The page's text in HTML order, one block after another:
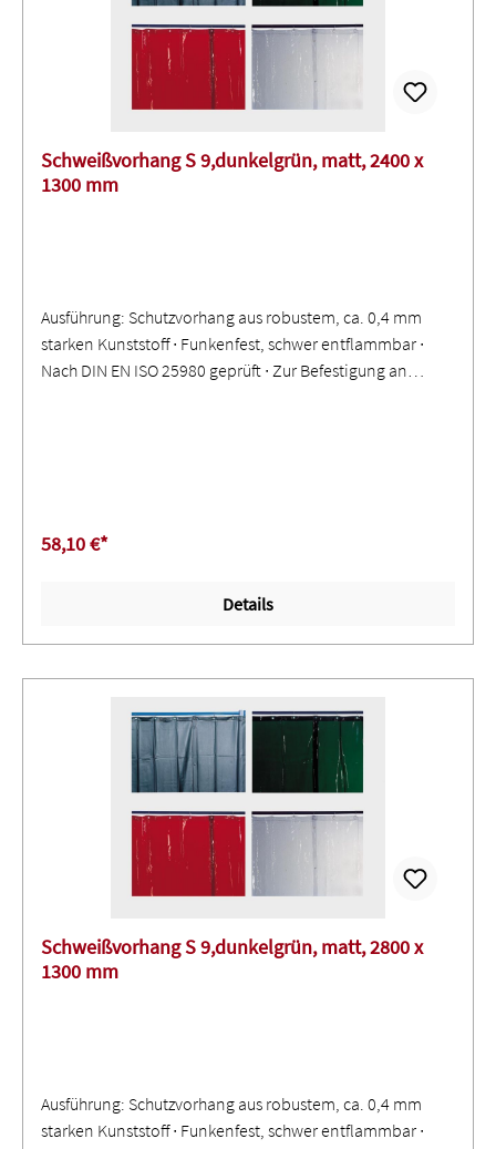
Schweißvorhang S 9,dunkelgrün, matt, 2400 x
1300 mm
Ausführung: Schutzvorhang aus robustem, ca. 0,4 mm
starken Kunststoff ∙ Funkenfest, schwer entflammbar ∙
Nach DIN EN ISO 25980 geprüft ∙ Zur Befestigung an
Spritzern ∙ Sichtschutz und Verdunkelung ∙ Glasklare
Ausführung nur zum Schutz gegen Staub, Zugluft, Nässe
58,10 €*
Details
Schweißvorhang S 9,dunkelgrün, matt, 2800 x
1300 mm
Ausführung: Schutzvorhang aus robustem, ca. 0,4 mm
starken Kunststoff ∙ Funkenfest, schwer entflammbar ∙